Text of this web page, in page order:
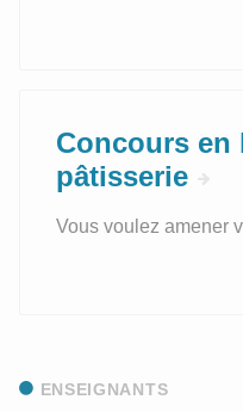
Concours en
pâtisserie
Vous voulez amener
ENSEIGNANTS